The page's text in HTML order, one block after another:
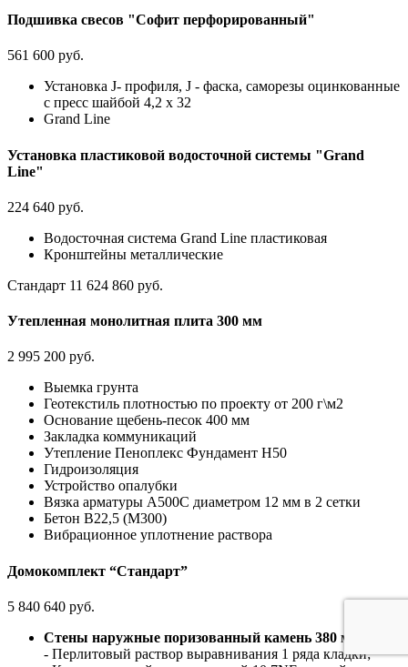
Подшивка свесов "Софит перфорированный"
561 600 руб.
Установка J- профиля, J - фаска, саморезы оцинкованные
с пресс шайбой 4,2 х 32
Grand Line
Установка пластиковой водосточной системы "Grand
Line"
224 640 руб.
Водосточная система Grand Line пластиковая
Кронштейны металлические
Стандарт 11 624 860 руб.
Утепленная монолитная плита 300 мм
2 995 200 руб.
Выемка грунта
Геотекстиль плотностью по проекту от 200 г\м2
Основание щебень-песок 400 мм
Закладка коммуникаций
Утепление Пеноплекс Фундамент H50
Гидроизоляция
Устройство опалубки
Вязка арматуры А500С диаметром 12 мм в 2 сетки
Бетон В22,5 (М300)
Вибрационное уплотнение раствора
Домокомплект “Стандарт”
5 840 640 руб.
Стены наружные поризованный камень 380 мм
- Перлитовый раствор выравнивания 1 ряда кладки;